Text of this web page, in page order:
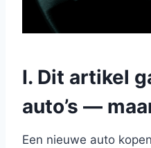
I. Dit artikel
auto’s —
Een nieuwe auto